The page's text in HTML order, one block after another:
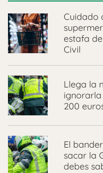
Cuidado
estafa
Civil
Llega la
200
El
sacar la
debes